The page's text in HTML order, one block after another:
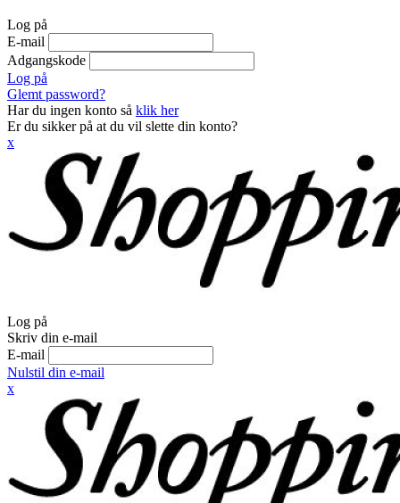
Log på
E-mail
Adgangskode
Log på
Glemt password?
Har du ingen konto så klik her
Er du sikker på at du vil slette din konto?
x
Log på
Skriv din e-mail
E-mail
Nulstil din e-mail
x